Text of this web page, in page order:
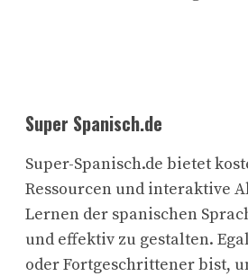
Super Spanisch.de
Super-Spanisch.de bietet
Ressourcen und interaktive
Lernen der spanischen
und effektiv zu gestalten.
oder Fortgeschrittener bist,